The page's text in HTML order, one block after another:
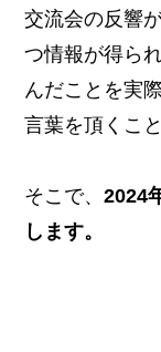
交流会の反響
つ情報が得ら
んだことを実
言葉を頂くこ
そこで、2024
します。